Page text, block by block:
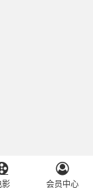
影 会员中心